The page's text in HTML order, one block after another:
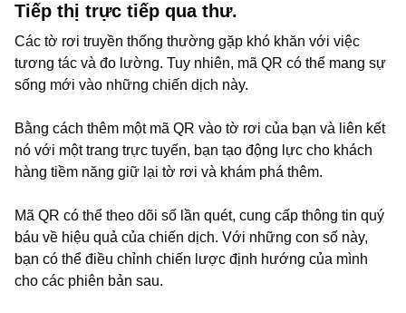
Tiếp thị trực tiếp qua thư.
Các tờ rơi truyền thống thường gặp khó khăn với việc
tương tác và đo lường. Tuy nhiên, mã QR có thể mang sự
sống mới vào những chiến dịch này.
Bằng cách thêm một mã QR vào tờ rơi của bạn và liên kết
nó với một trang trực tuyến, bạn tạo động lực cho khách
hàng tiềm năng giữ lại tờ rơi và khám phá thêm.
Mã QR có thể theo dõi số lần quét, cung cấp thông tin quý
báu về hiệu quả của chiến dịch. Với những con số này,
bạn có thể điều chỉnh chiến lược định hướng của mình
cho các phiên bản sau.